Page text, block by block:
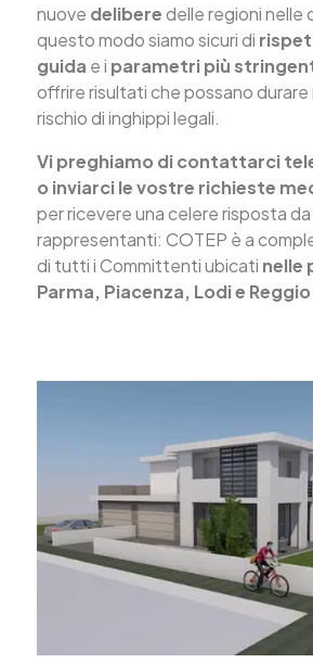
nuove deliberedelle regioni nelle
questo modo siamo sicuri di
guida e i parametri più
offrire risultati che possano
rischio di inghippi legali.
Vi preghiamo di contattarci
o inviarci le vostre richieste
per ricevere una celere risposta
rappresentanti: COTEP è a
di tutti i Committenti ubicati nelle
Parma, Piacenza, Lodi e